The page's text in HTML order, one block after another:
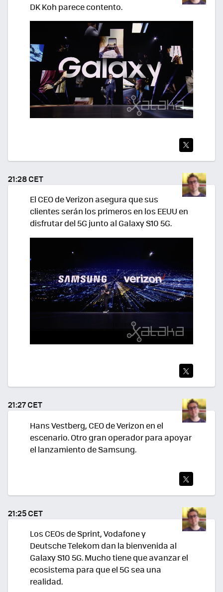
DK Koh parece contento.
TEA
R
21:28 CET
El CEO de Verizon asegura que sus
clientes serán los primeros en los EEUU en
disfrutar del 5G junto al Galaxy S10 5G.
TWI
TEA
R
21:27 CET
Hans Vestberg, CEO de Verizon en el
escenario. Otro gran operador para apoyar
el lanzamiento de Samsung.
TEA
R
21:25 CET
Los CEOs de Sprint, Vodafone y
Deutsche Telekom dan la bienvenida al
Galaxy S10 5G. Mucho tiene que avanzar el
ecosistema para que el 5G sea una
realidad.